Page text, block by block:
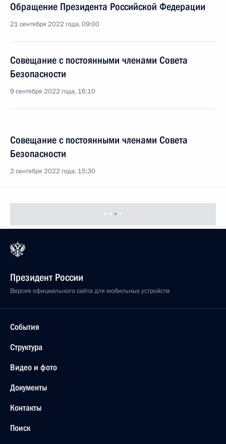
Обращение Президента Российской Федерации
21 сентября 2022 года, 09:00
Совещание с постоянными членами Совета
Безопасности
9 сентября 2022 года, 16:10
Совещание с постоянными членами Совета
Безопасности
2 сентября 2022 года, 15:30
Президент России
Версия официального сайта для мобильных устройств
События
Структура
Видео и фото
Документы
Контакты
Поиск